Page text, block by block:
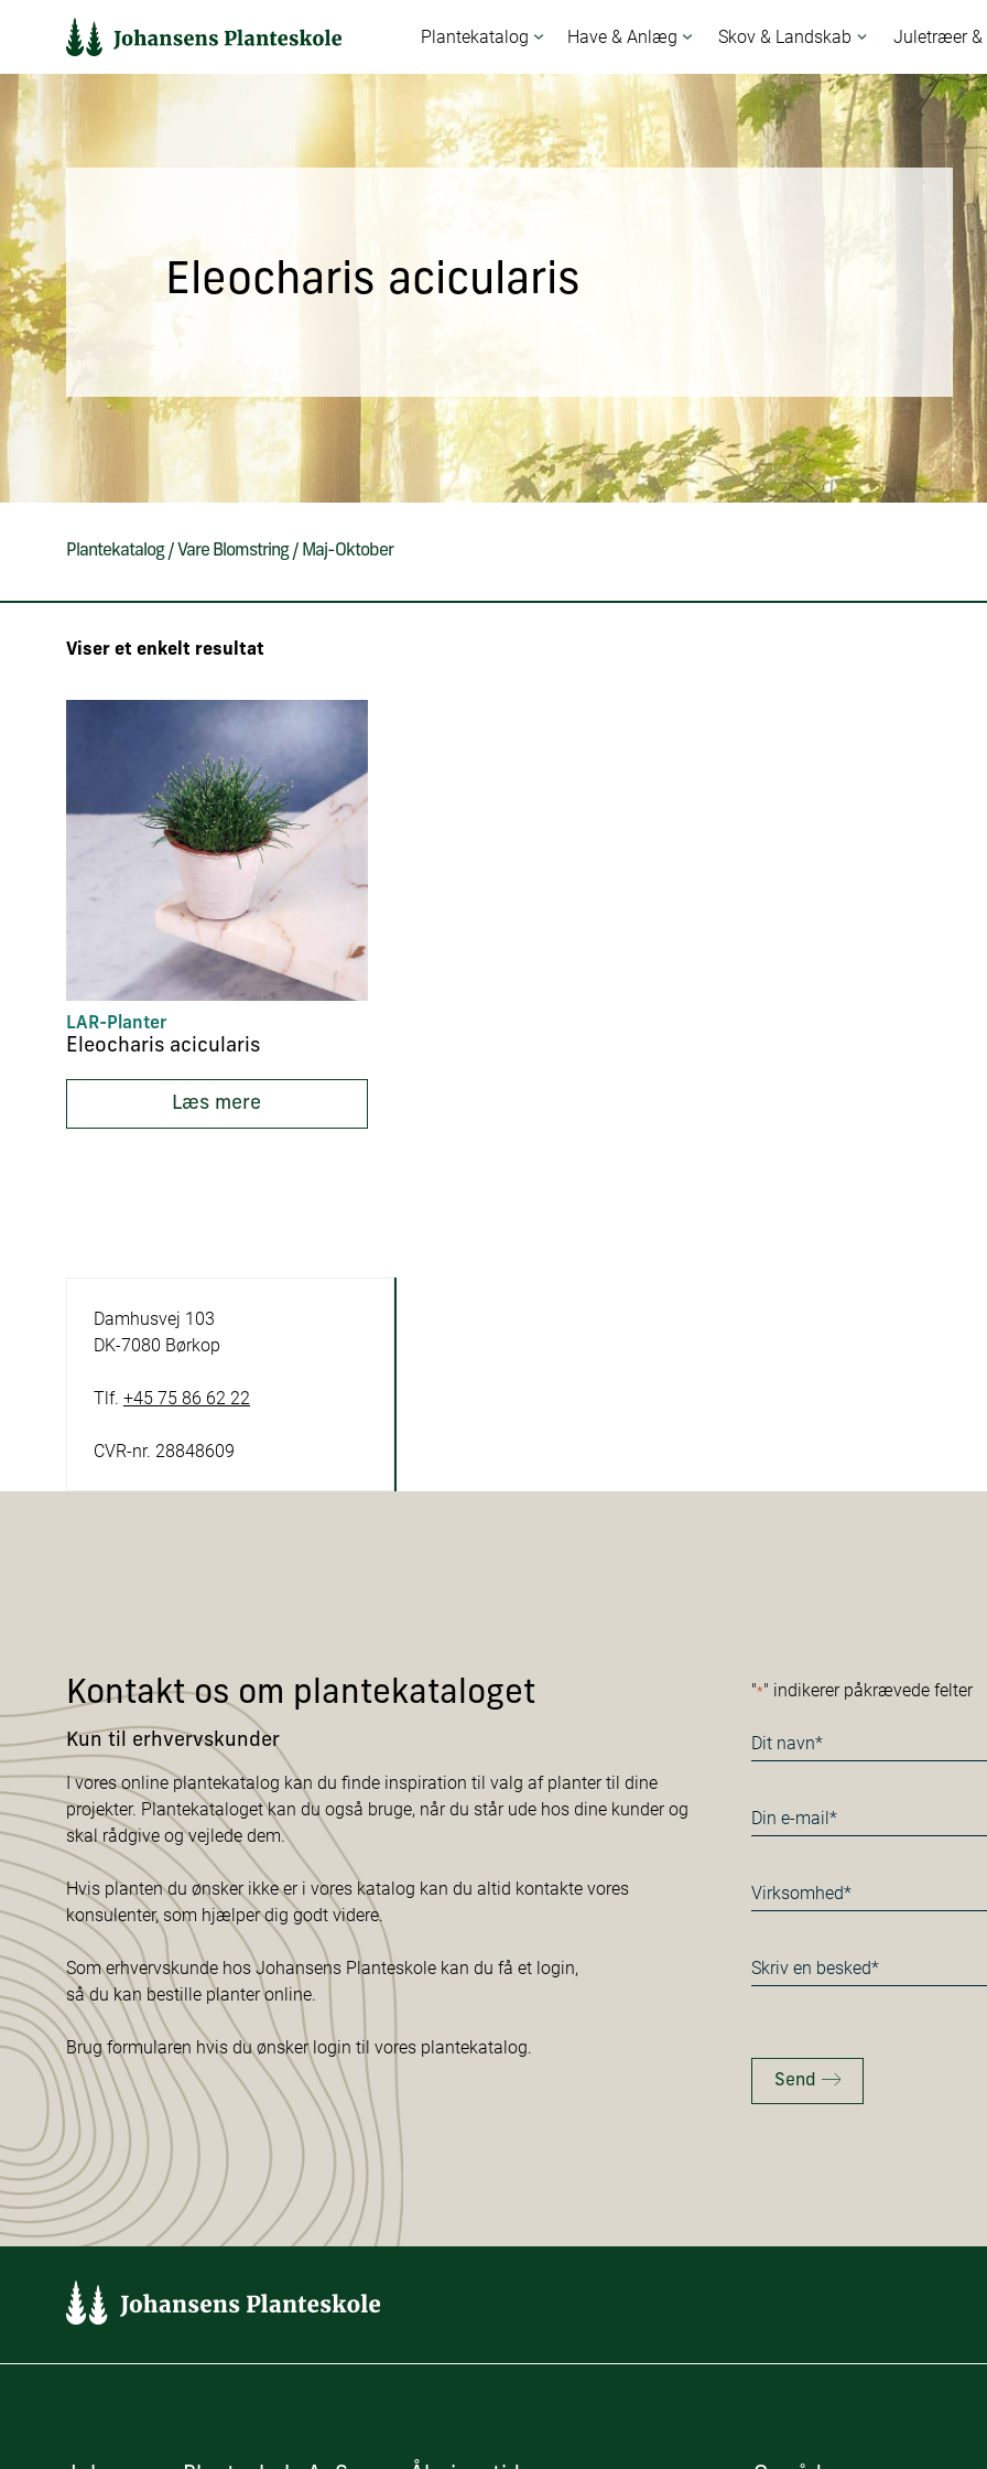
Plantekatalog Have & Anlæg Skov & Landskab Juletræer &
Eleocharis acicularis
Plantekatalog/ Vare Blomstring/ Maj-Oktober
Viser et enkelt resultat
LAR-Planter
Eleocharis acicularis
Læs mere
Damhusvej 103
DK-7080 Børkop
Tlf. +45 75 86 62 22
CVR-nr. 28848609
Kontakt os om plantekataloget
Kun til erhvervskunder
I vores online plantekatalog kan du finde inspiration til valg af planter til dine
projekter. Plantekataloget kan du også bruge, når du står ude hos dine kunder og
skal rådgive og vejlede dem.
Hvis planten du ønsker ikke er i vores katalog kan du altid kontakte vores
konsulenter, som hjælper dig godt videre.
Som erhvervskunde hos Johansens Planteskole kan du få et login,
så du kan bestille planter online.
Brug formularen hvis du ønsker login til vores plantekatalog.
"*" indikerer påkrævede felter
Navn
*
E-
mail
Virksomhed*
*
Besked
*
Send